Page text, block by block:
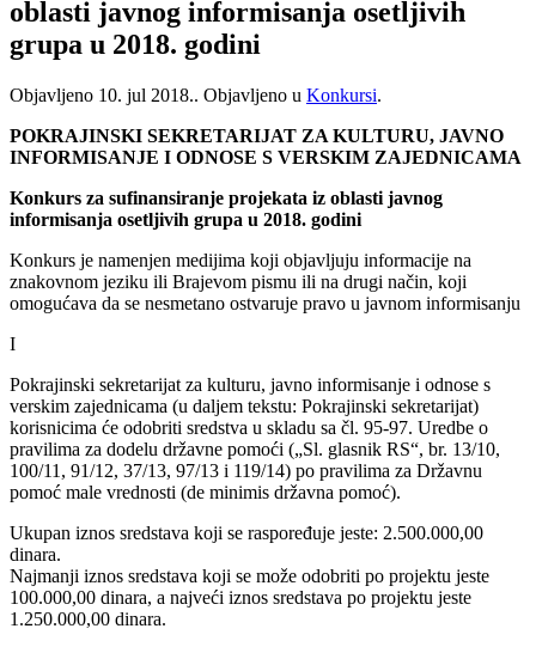
oblasti javnog informisanja osetljivih
grupa u 2018. godini
Objavljeno 10. jul 2018.. Objavljeno u Konkursi.
POKRAJINSKI SEKRETARIJAT ZA KULTURU, JAVNO
INFORMISANJE I ODNOSE S VERSKIM ZAJEDNICAMA
Konkurs za sufinansiranje projekata iz oblasti javnog
informisanja osetljivih grupa u 2018. godini
Konkurs je namenjen medijima koji objavljuju informacije na
znakovnom jeziku ili Brajevom pismu ili na drugi način, koji
omogućava da se nesmetano ostvaruje pravo u javnom informisanju
I
Pokrajinski sekretarijat za kulturu, javno informisanje i odnose s
verskim zajednicama (u daljem tekstu: Pokrajinski sekretarijat)
korisnicima će odobriti sredstva u skladu sa čl. 95-97. Uredbe o
pravilima za dodelu državne pomoći („Sl. glasnik RS“, br. 13/10,
100/11, 91/12, 37/13, 97/13 i 119/14) po pravilima za Državnu
pomoć male vrednosti (de minimis državna pomoć).
Ukupan iznos sredstava koji se raspoređuje jeste: 2.500.000,00
dinara.
Najmanji iznos sredstava koji se može odobriti po projektu jeste
100.000,00 dinara, a najveći iznos sredstava po projektu jeste
1.250.000,00 dinara.